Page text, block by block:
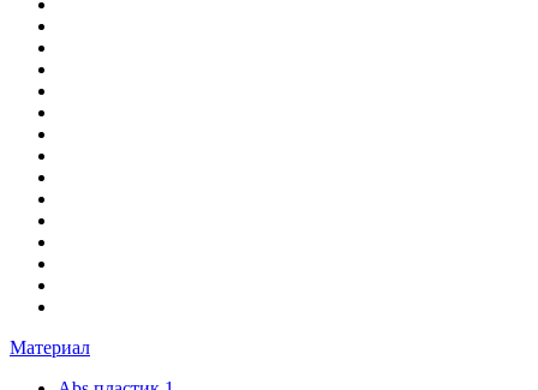
Материал